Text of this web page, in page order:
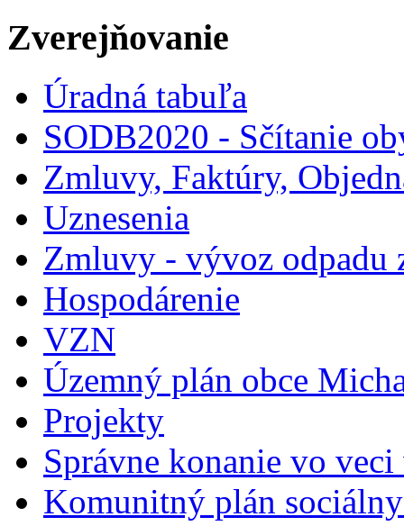
Zverejňovanie
Úradná tabuľa
SODB2020 - Sčítanie
Zmluvy, Faktúry,
Uznesenia
Zmluvy - vývoz odpadu
Hospodárenie
VZN
Územný plán obce
Projekty
Správne konanie vo
Komunitný plán